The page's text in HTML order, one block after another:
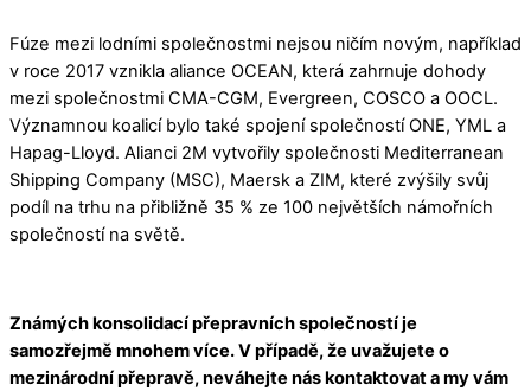
Fúze mezi lodními společnostmi nejsou ničím novým, například
v roce 2017 vznikla aliance OCEAN, která zahrnuje dohody
mezi společnostmi CMA-CGM, Evergreen, COSCO a OOCL.
Významnou koalicí bylo také spojení společností ONE, YML a
Hapag-Lloyd. Alianci 2M vytvořily společnosti Mediterranean
Shipping Company (MSC), Maersk a ZIM, které zvýšily svůj
podíl na trhu na přibližně 35 % ze 100 největších námořních
společností na světě.
Známých konsolidací přepravních společností je
samozřejmě mnohem více. V případě, že uvažujete o
mezinárodní přepravě, neváhejte nás kontaktovat a my vám